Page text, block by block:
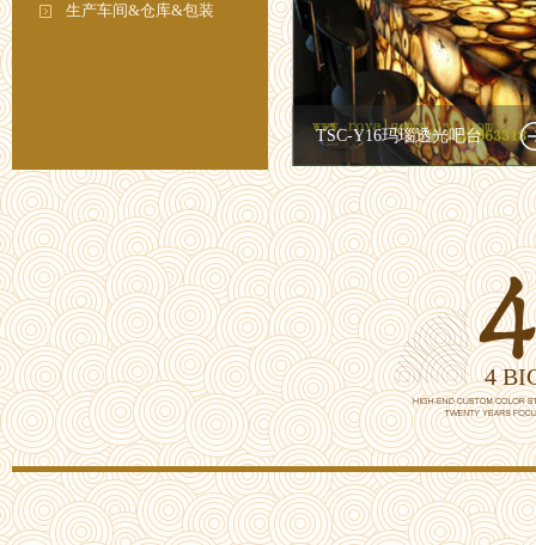
生产车间&仓库&包装
TSC-Y16玛瑙透光吧台
4